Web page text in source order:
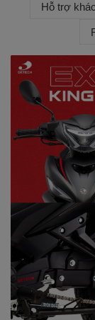
Hỗ trợ